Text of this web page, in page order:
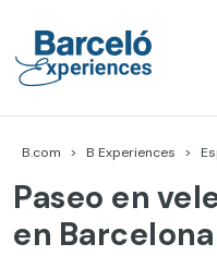
content
B.com B Experiences
Paseo en
en Barcelona